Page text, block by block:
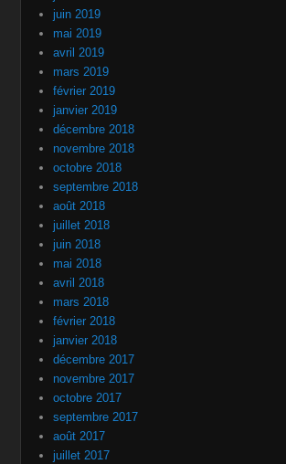
juin 2019
mai 2019
avril 2019
mars 2019
février 2019
janvier 2019
décembre 2018
novembre 2018
octobre 2018
septembre 2018
août 2018
juillet 2018
juin 2018
mai 2018
avril 2018
mars 2018
février 2018
janvier 2018
décembre 2017
novembre 2017
octobre 2017
septembre 2017
août 2017
juillet 2017